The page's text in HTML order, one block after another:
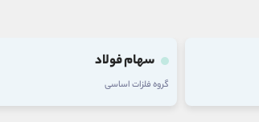
سهام فولاد
گروه فلزات اساسی